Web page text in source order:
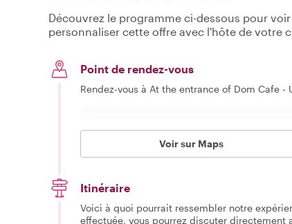
Découvrez le programme ci-dessous pour
personnaliser cette offre avec l'hôte de votre
Point de rendez-vous
Rendez-vous à At the entrance of Dom Cafe
Voir sur Maps
Itinéraire
Voici à quoi pourrait ressembler notre
effectuée, vous pourrez discuter directement